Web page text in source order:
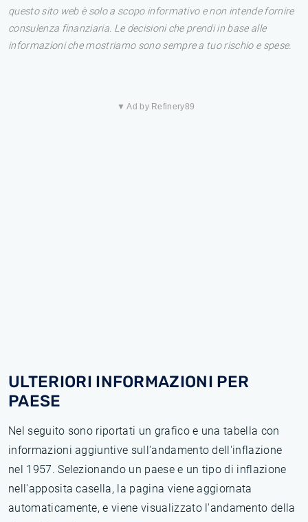
questo sito web è solo a scopo informativo e non intende fornire
consulenza finanziaria. Le decisioni che prendi in base alle
informazioni che mostriamo sono sempre a tuo rischio e spese.
▼ Ad by Refinery89
ULTERIORI INFORMAZIONI PER
PAESE
Nel seguito sono riportati un grafico e una tabella con
informazioni aggiuntive sull'andamento dell'inflazione
nel 1957. Selezionando un paese e un tipo di inflazione
nell'apposita casella, la pagina viene aggiornata
automaticamente, e viene visualizzato l'andamento della